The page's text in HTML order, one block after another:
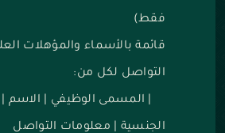
فقط)
قائمة بالأسماء والمؤهلات
التواصل لكل من:
المسمى الوظيفي الاسم
الجنسية معلومات التواصل